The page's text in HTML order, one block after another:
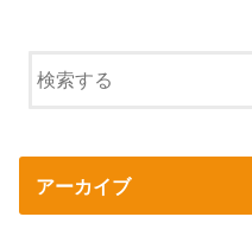
アーカイブ